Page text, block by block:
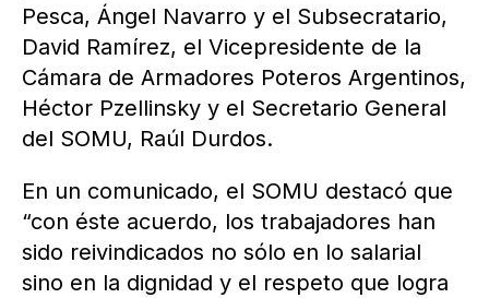
Pesca, Ángel Navarro y el Subsecratario,
David Ramírez, el Vicepresidente de la
Cámara de Armadores Poteros Argentinos,
Héctor Pzellinsky y el Secretario General
del SOMU, Raúl Durdos.
En un comunicado, el SOMU destacó que
“con éste acuerdo, los trabajadores han
sido reivindicados no sólo en lo salarial
sino en la dignidad y el respeto que logra